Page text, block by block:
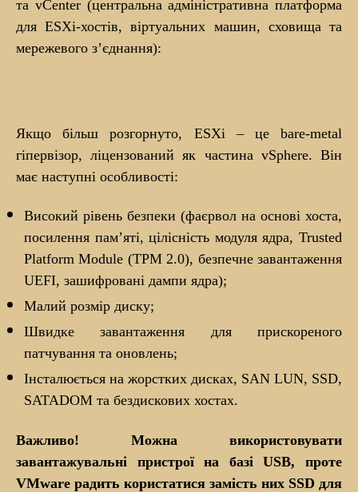
та vCenter (центральна адміністративна платформа
для ESXi-хостів, віртуальних машин, сховища та
мережевого з’єднання):
Якщо більш розгорнуто, ESXi – це bare-metal
гіпервізор, ліцензований як частина vSphere. Він
має наступні особливості:
Високий рівень безпеки (фаєрвол на основі хоста,
посилення пам’яті, цілісність модуля ядра, Trusted
Platform Module (TPM 2.0), безпечне завантаження
UEFI, зашифровані дампи ядра);
Малий розмір диску;
Швидке завантаження для прискореного
патчування та оновлень;
Інсталюється на жорстких дисках, SAN LUN, SSD,
SATADOM та бездискових хостах.
Важливо! Можна використовувати
завантажувальні пристрої на базі USB, проте
VMware радить користатися замість них SSD для